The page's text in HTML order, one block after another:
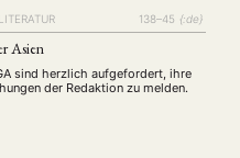
MITGLIEDERBEREICH DIE DGA
138–45 {:de}
Asien
sind herzlich aufgefordert, ihre
der Redaktion zu melden.